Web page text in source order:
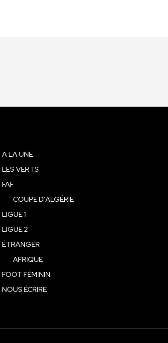
A LA UNE
LES VERTS
FAF
COUPE D’ALGÉRIE
LIGUE 1
LIGUE 2
ÉTRANGER
AFRIQUE
FOOT FÉMININ
NOUS ÉCRIRE